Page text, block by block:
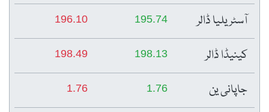
آسٹریلیا ڈالر 195.74
196.10
کینیڈا ڈالر 198.13
198.49
جاپانی ین 1.76
1.76